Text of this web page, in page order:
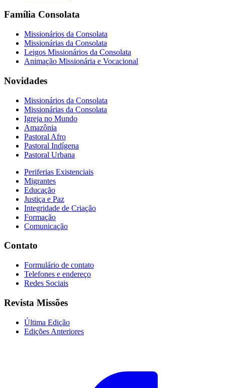
Família Consolata
Missionários da Consolata
Missionárias da Consolata
Leigos Missionários da Consolata
Animação Missionária e Vocacional
Novidades
Missionários da Consolata
Missionárias da Consolata
Igreja no Mundo
Amazônia
Pastoral Afro
Pastoral Indígena
Pastoral Urbana
Periferias Existenciais
Migrantes
Educação
Justiça e Paz
Integridade de Criação
Formação
Comunicação
Contato
Formulário de contato
Telefones e endereço
Redes Sociais
Revista Missões
Última Edição
Edições Anteriores